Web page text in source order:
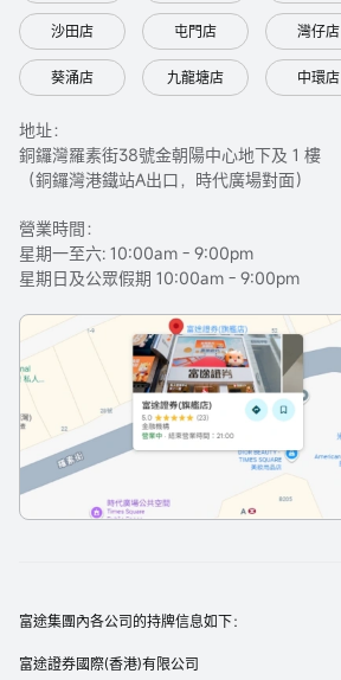
沙田店 屯門店 灣仔店
葵涌店 九龍塘店 中環店
地址：
銅鑼灣羅素街38號金朝陽中心地下及 1 樓
（銅鑼灣港鐵站A出口，時代廣場對面）
營業時間：
星期一至六: 10:00am - 9:00pm
星期日及公眾假期 10:00am - 9:00pm
富途集團內各公司的持牌信息如下：
富途證券國際(香港)有限公司